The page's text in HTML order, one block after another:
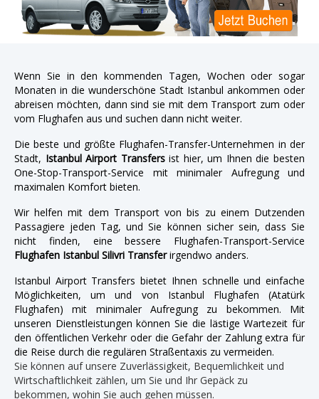
Wenn Sie in den kommenden Tagen, Wochen oder sogar
Monaten in die wunderschöne Stadt Istanbul ankommen oder
abreisen möchten, dann sind sie mit dem Transport zum oder
vom Flughafen aus und suchen dann nicht weiter.
Die beste und größte Flughafen-Transfer-Unternehmen in der
Stadt, Istanbul Airport Transfersist hier, um Ihnen die besten
One-Stop-Transport-Service mit minimaler Aufregung und
maximalen Komfort bieten.
Wir helfen mit dem Transport von bis zu einem Dutzenden
Passagiere jeden Tag, und Sie können sicher sein, dass Sie
nicht finden, eine bessere Flughafen-Transport-Service
Flughafen Istanbul Silivri Transferirgendwo anders.
Istanbul Airport Transfers bietet Ihnen schnelle und einfache
Möglichkeiten, um und von Istanbul Flughafen (Atatürk
Flughafen) mit minimaler Aufregung zu bekommen. Mit
unseren Dienstleistungen können Sie die lästige Wartezeit für
den öffentlichen Verkehr oder die Gefahr der Zahlung extra für
die Reise durch die regulären Straßentaxis zu vermeiden.
Sie können auf unsere Zuverlässigkeit, Bequemlichkeit und
Wirtschaftlichkeit zählen, um Sie und Ihr Gepäck zu
bekommen, wohin Sie auch gehen müssen.